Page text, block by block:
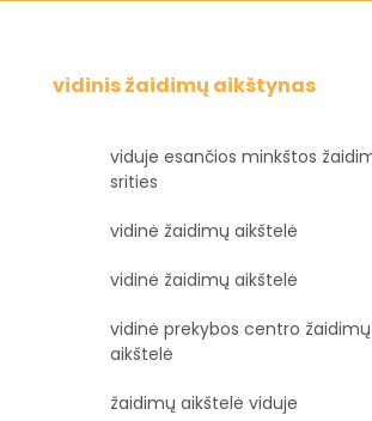
vidinis žaidimų aikštynas
viduje esančios minkštos
srities
vidinė žaidimų aikštelė
vidinė žaidimų aikštelė
vidinė prekybos centro žaidimų
aikštelė
žaidimų aikštelė viduje